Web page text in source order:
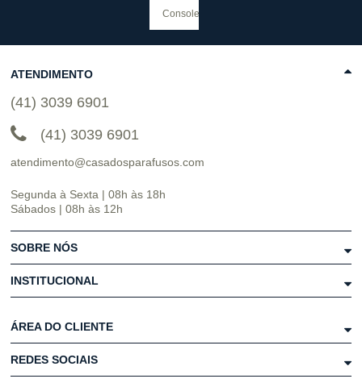
ATENDIMENTO
(41) 3039 6901
(41) 3039 6901
atendimento@casadosparafusos.com
Segunda à Sexta | 08h às 18h
Sábados | 08h às 12h
SOBRE NÓS
INSTITUCIONAL
ÁREA DO CLIENTE
REDES SOCIAIS